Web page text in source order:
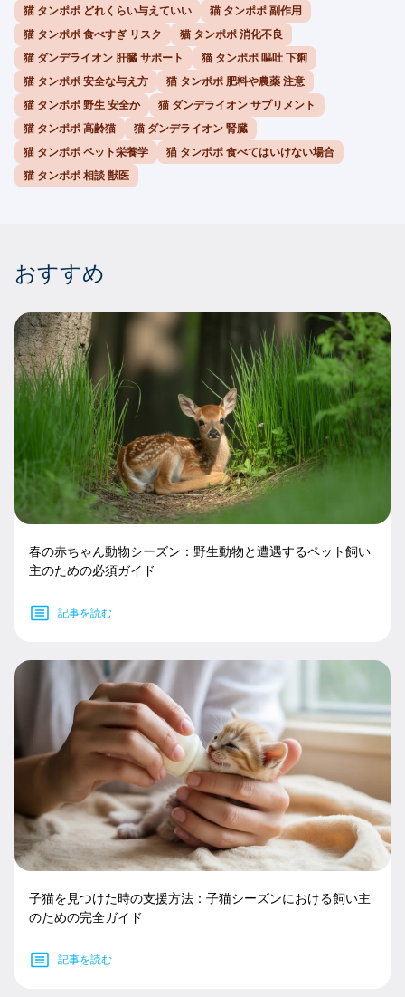
猫 タンポポ どれくらい与えていい
猫 タンポポ 副作用
猫 タンポポ 食べすぎ リスク
猫 タンポポ 消化不良
猫 ダンデライオン 肝臓 サポート
猫 タンポポ 嘔吐 下痢
猫 タンポポ 安全な与え方
猫 タンポポ 肥料や農薬 注意
猫 タンポポ 野生 安全か
猫 ダンデライオン サプリメント
猫 タンポポ 高齢猫
猫 ダンデライオン 腎臓
猫 タンポポ ペット栄養学
猫 タンポポ 食べてはいけない場合
猫 タンポポ 相談 獣医
おすすめ
春の赤ちゃん動物シーズン：野生動物と遭遇するペット飼い
主のための必須ガイド
記事を読む
子猫を見つけた時の支援方法：子猫シーズンにおける飼い主
のための完全ガイド
記事を読む